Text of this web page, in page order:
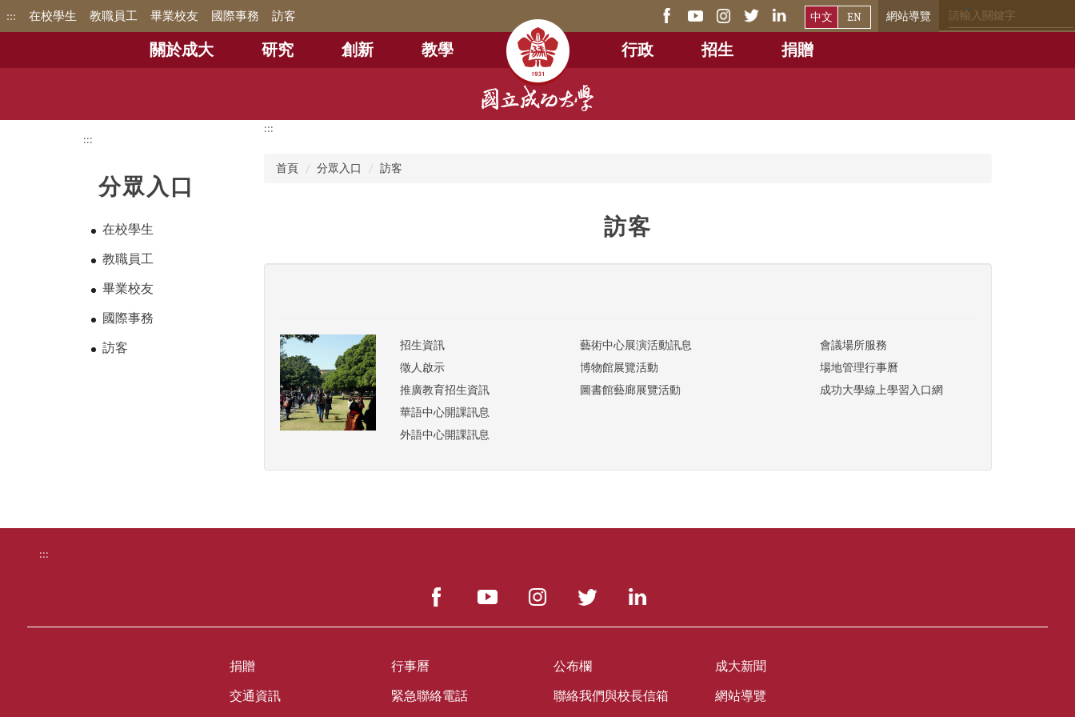
跳
::: 在校學生 教職員工 畢業校友 國際事務 訪客 網站導覽
關於成大 研究 創新 教學 行政 招生 捐贈
中文 EN
:::
分眾入口
在校學生
教職員工
畢業校友
國際事務
訪客
:::
首頁 分眾入口 訪客
訪客
招生資訊
徵人啟示
推廣教育招生資訊
華語中心開課訊息
外語中心開課訊息
藝術中心展演活動訊息
博物館展覽活動
圖書館藝廊展覽活動
會議場所服務
場地管理行事曆
成功大學線上學習入口網
:::
捐贈 行事曆 公布欄 成大新聞
交通資訊 緊急聯絡電話 聯絡我們與校長信箱 網站導覽